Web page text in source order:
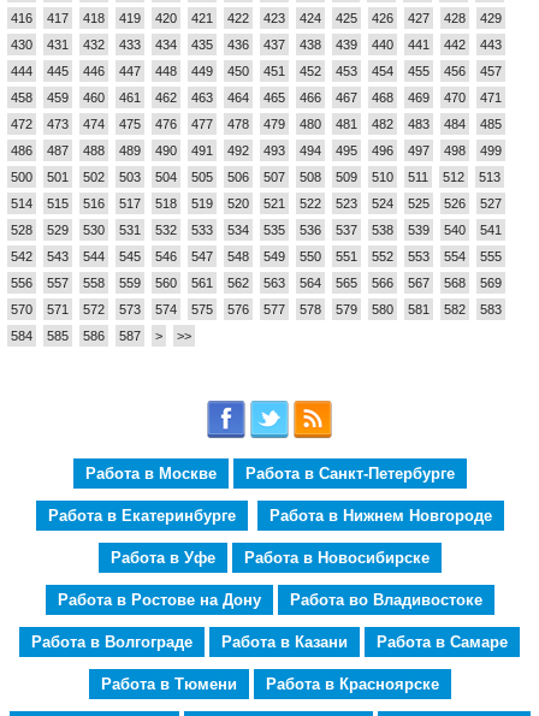
416
417 418 419 420 421 422 423 424 425 426 427 428
429
430
431 432 433 434 435 436 437 438 439 440 441 442
443
444
445 446 447 448 449 450 451 452 453 454 455 456
457
458
459 460 461 462 463 464 465 466 467 468 469 470
471
472
473 474 475 476 477 478 479 480 481 482 483 484
485
486
487 488 489 490 491 492 493 494 495 496 497 498
499
500
501 502 503 504 505 506 507 508 509 510 511 512
513
514
515 516 517 518 519 520 521 522 523 524 525 526
527
528
529 530 531 532 533 534 535 536 537 538 539 540
541
542
543 544 545 546 547 548 549 550 551 552 553 554
555
556
557 558 559 560 561 562 563 564 565 566 567 568
569
570
571 572 573 574 575 576 577 578 579 580 581 582
583
584
585 586 587 > >>
Работа в Москве Работа в Санкт-Петербурге
Работа в Екатеринбурге Работа в Нижнем Новгороде
Работа в Уфе Работа в Новосибирске
Работа в Ростове на Дону Работа во Владивостоке
Работа в Волгограде Работа в Казани Работа в Самаре
Работа в Тюмени Работа в Красноярске